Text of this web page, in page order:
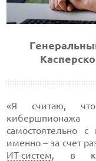
«Я считаю,
самостоятельно
именно – за счет
ИТ-систем, в